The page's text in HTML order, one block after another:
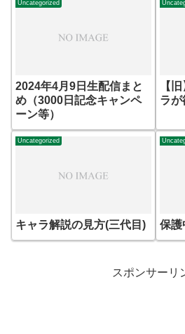
Uncategorized
2024年4月9日生配信まと
め（3000日記念キャンペ
ーン等）
【
ラが
Uncategorized
キャラ解説の見方(三代目) 保護
スポンサーリ